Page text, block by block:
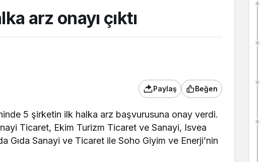
arz onayı çıktı
Paylaş Beğen
5 şirketin ilk halka arz başvurusuna onay verdi.
Ticaret, Ekim Turizm Ticaret ve Sanayi, Isvea
Gıda Sanayi ve Ticaret ile Soho Giyim ve Enerji’nin